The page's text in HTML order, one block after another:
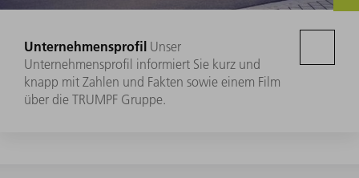
Unternehmensprofil Unser
Unternehmensprofil informiert Sie kurz und
knapp mit Zahlen und Fakten sowie einem Film
über die TRUMPF Gruppe.